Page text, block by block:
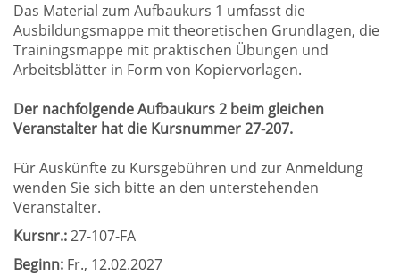
Das Material zum Aufbaukurs 1 umfasst die
Ausbildungsmappe mit theoretischen Grundlagen, die
Trainingsmappe mit praktischen Übungen und
Arbeitsblätter in Form von Kopiervorlagen.
Der nachfolgende Aufbaukurs 2 beim gleichen
Veranstalter hat die Kursnummer 27-207.
Für Auskünfte zu Kursgebühren und zur Anmeldung
wenden Sie sich bitte an den unterstehenden
Veranstalter.
Kursnr.:27-107-FA
Beginn: Fr., 12.02.2027